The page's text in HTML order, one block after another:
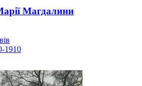
Магдалини
1910